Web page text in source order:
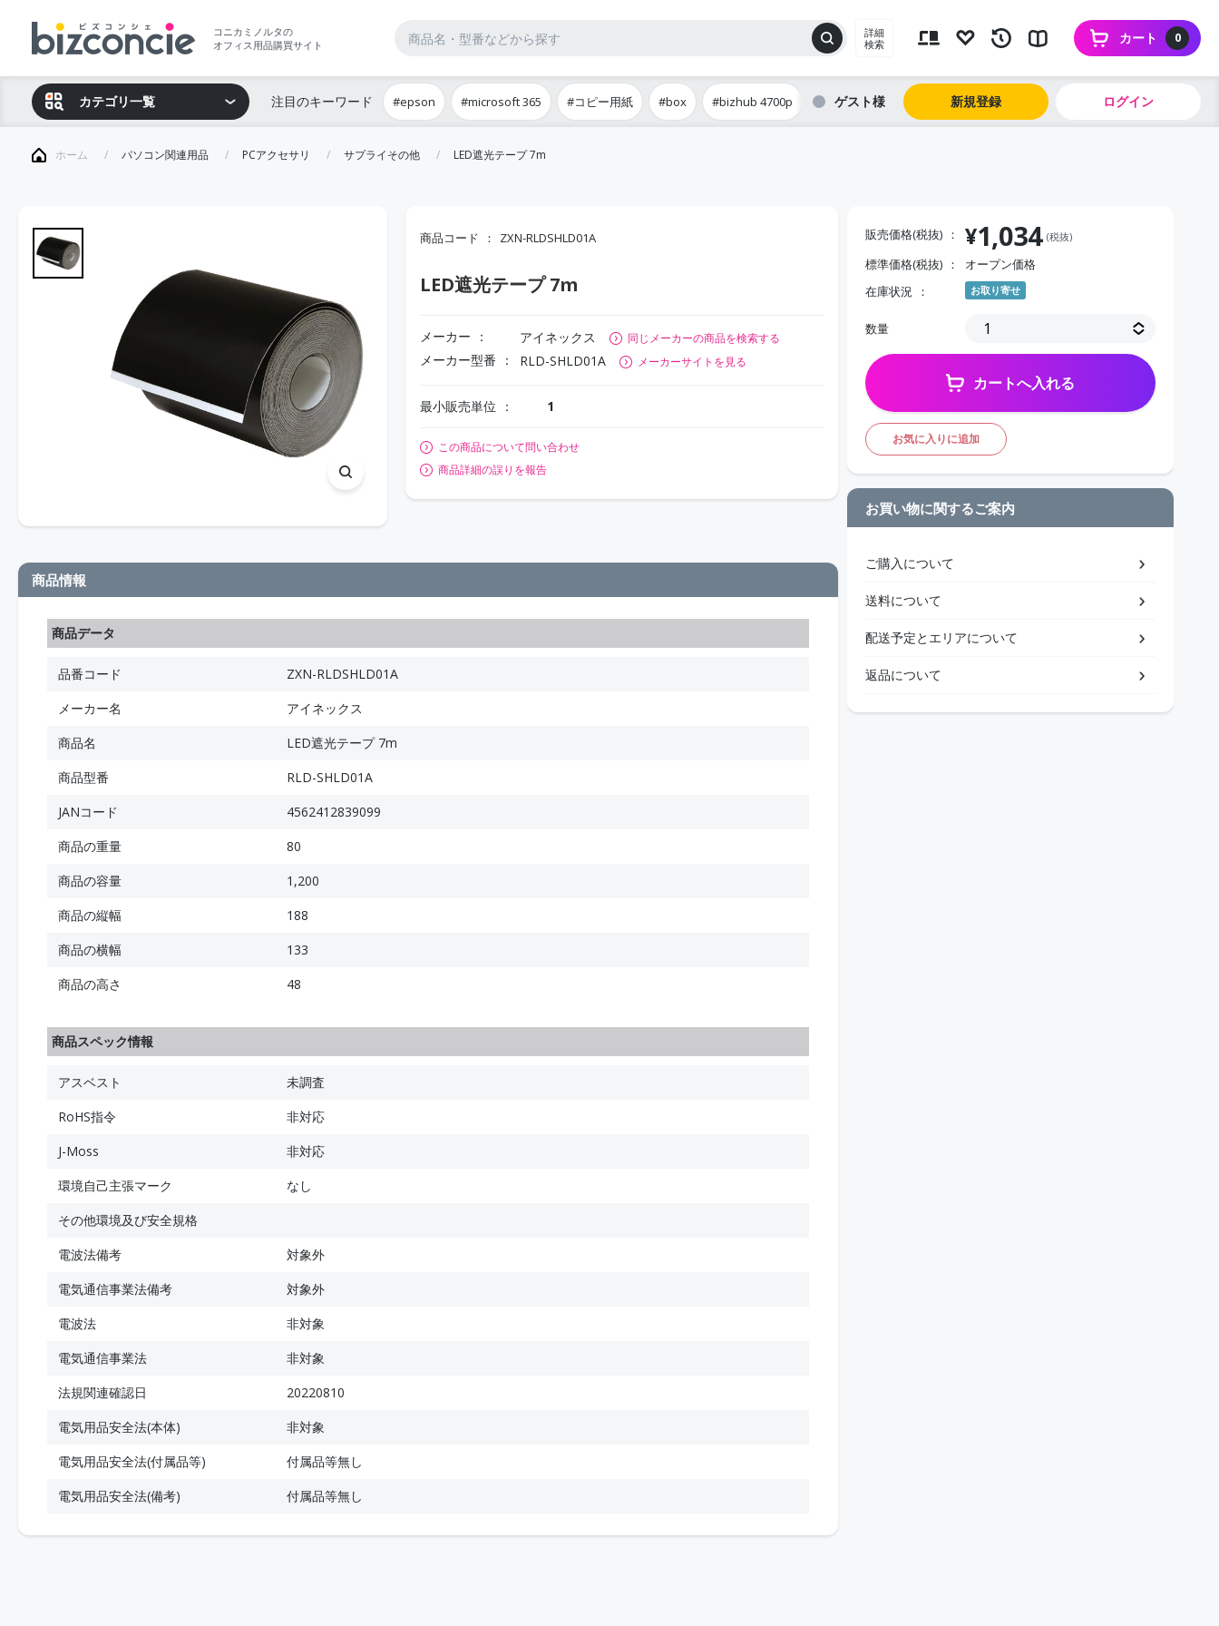
コニカミノルタの
オフィス用品購買サイト
詳細
検索
0
カート
カテゴリ一覧 注目のキーワード #epson #microsoft 365 #コピー用紙 #box #bizhub 4700p ゲスト 新規登録 ログイン
ホーム パソコン関連用品 PCアクセサリ サプライその他 LED遮光テープ 7m
商品コード ZXN-RLDSHLD01A
LED遮光テープ 7m
メーカー アイネックス 同じメーカーの商品を検索する
メーカー型番 RLD-SHLD01A メーカーサイトを見る
最小販売単位 1
この商品について問い合わせ
商品詳細の誤りを報告
商品情報
商品データ
品番コード
ZXN-RLDSHLD01A
メーカー名
アイネックス
商品名
LED遮光テープ 7m
商品型番
RLD-SHLD01A
JANコード
4562412839099
商品の重量
80
商品の容量
1,200
商品の縦幅
188
商品の横幅
133
商品の高さ
48
商品スペック情報
アスベスト
未調査
RoHS指令
非対応
J-Moss
非対応
環境自己主張マーク
なし
その他環境及び安全規格
電波法備考
対象外
電気通信事業法備考
対象外
電波法
非対象
電気通信事業法
非対象
法規関連確認日
20220810
電気用品安全法(本体)
非対象
電気用品安全法(付属品等)
付属品等無し
電気用品安全法(備考)
付属品等無し
販売価格(税抜) ¥1,034 (税抜)
標準価格(税抜)
オープン価格
在庫状況
お取り寄せ
数量
カートへ入れる
お気に入りに追加
お買い物に関するご案内
ご購入について
送料について
配送予定とエリアについて
返品について